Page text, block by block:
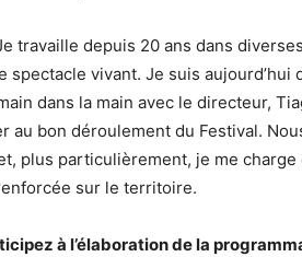
travaille depuis 20 ans dans
spectacle vivant. Je suis aujourd’hui
dans la main avec le directeur,
au bon déroulement du Festival.
plus particulièrement, je me charge
sur le territoire.
à l’élaboration de la